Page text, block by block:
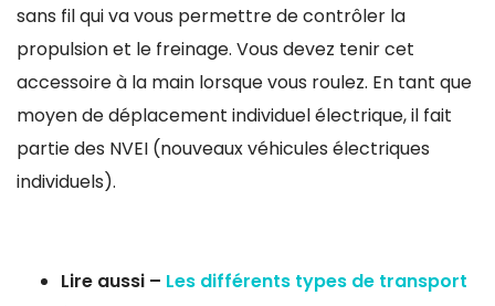
sans fil qui va vous permettre de contrôler la
propulsion et le freinage. Vous devez tenir cet
accessoire à la main lorsque vous roulez. En tant que
moyen de déplacement individuel électrique, il fait
partie des NVEI (nouveaux véhicules électriques
individuels).
Lire aussi – Les différents types de transport